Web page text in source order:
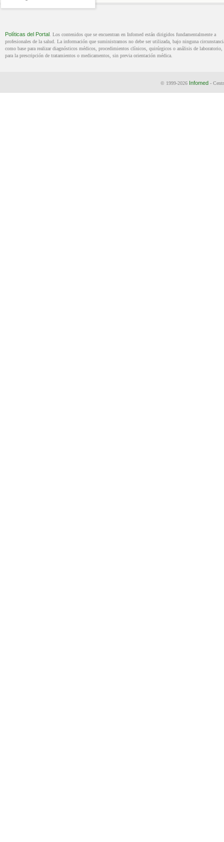
Políticas del Portal . Los contenidos que se encuentran en Infomed están dirigidos fundamentalmente a
profesionales de la salud. La información que suministramos no debe ser utilizada, bajo ninguna
como base para realizar diagnósticos médicos, procedimientos clínicos, quirúrgicos o análisis de laboratorio,
para la prescripción de tratamientos o medicamentos, sin previa orientación médica.
© 1999-2026 Infomed -